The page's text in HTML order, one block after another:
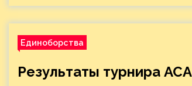
Единоборства
Результаты турнира